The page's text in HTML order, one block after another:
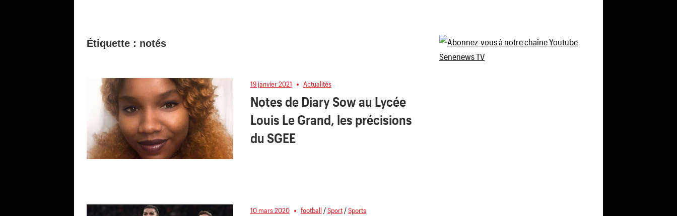
Étiquette : notés
19 janvier 2021 Actualités
Notes de Diary Sow au Lycée
Louis Le Grand, les précisions
du SGEE
10 mars 2020 football/Sport/Sports